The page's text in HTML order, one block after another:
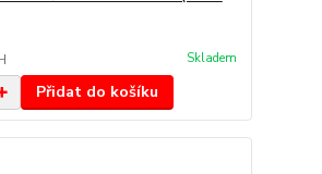
Skladem
Přidat do košíku